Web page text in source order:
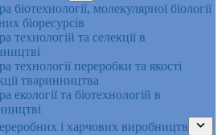
біотехнології, молекулярної біології
біоресурсів
технологій та селекції в
технології переробки та якості
тваринництва
екології та біотехнологій в
і харчових виробництв